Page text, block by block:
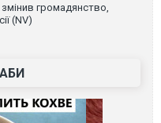
громадянство,
(NV)